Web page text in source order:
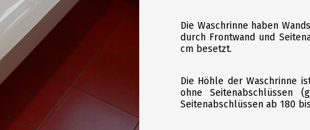
Die Waschrinne haben
durch Frontwand und
cm besetzt.
Die Höhle der Waschrinne
ohne Seitenabschlüssen
Seitenabschlüssen ab 180